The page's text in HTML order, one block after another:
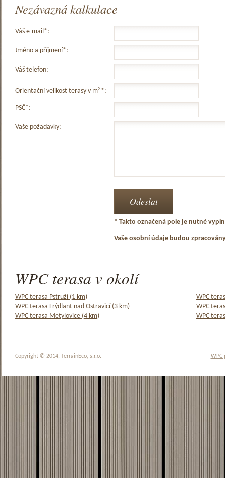
Nezávazná kalkulace
Váš e-mail*:
Jméno a příjmení*:
Váš telefon:
Orientační velikost terasy v m2*:
PSČ*:
Vaše požadavky:
* Takto označená pole je nutné
Vaše osobní údaje budou
WPC terasa v okolí
WPC terasa Pstruží (1 km)
WPC
WPC terasa Frýdlant nad Ostravicí (3 km)
WPC
WPC terasa Metylovice (4 km)
WPC
WPC
Copyright © 2014, TerrainEco, s.r.o.